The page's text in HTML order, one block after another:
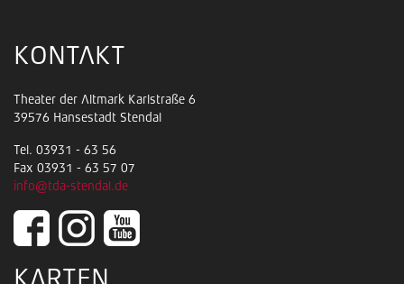
KONTAKT
Theater der Altmark Karlstraße 6
39576 Hansestadt Stendal
Tel. 03931 - 63 56
Fax 03931 - 63 57 07
info@tda-stendal.de